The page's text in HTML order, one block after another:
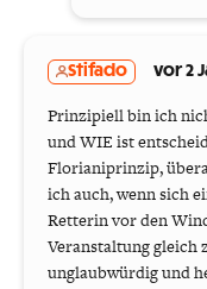
Stifado vor 2
Prinzipiell bin ich
und WIE ist
Florianiprinzip,
ich auch, wenn sich
Retterin vor den
Veranstaltung gleich
unglaubwürdig und